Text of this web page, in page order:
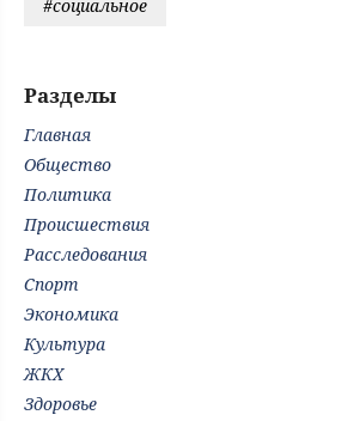
#социальное
Разделы
Главная
Общество
Политика
Происшествия
Расследования
Спорт
Экономика
Культура
ЖКХ
Здоровье